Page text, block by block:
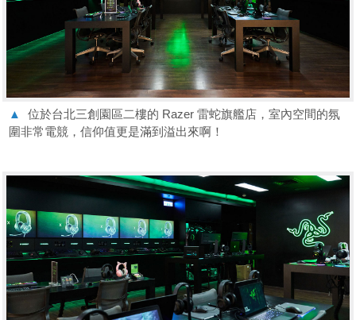
▲
位於台北三創園區二樓的 Razer 雷蛇旗艦店，室內空間的氛
圍非常電競，信仰值更是滿到溢出來啊！